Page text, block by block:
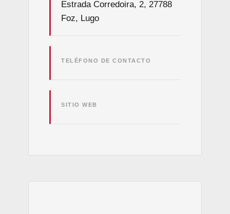
Estrada Corredoira, 2, 27788
Foz, Lugo
TELÉFONO DE CONTACTO
SITIO WEB